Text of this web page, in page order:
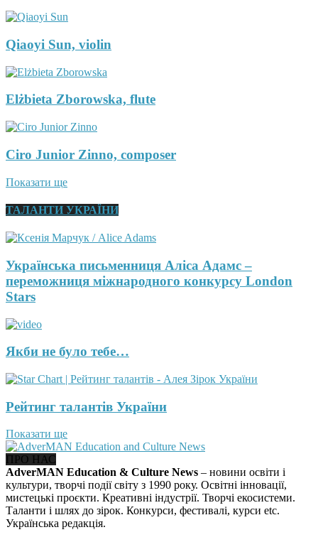
Qiaoyi Sun, violin
Elżbieta Zborowska, flute
Ciro Junior Zinno, composer
Показати ще
ТАЛАНТИ УКРАЇНИ
Українська письменниця Аліса Адамс –
переможниця міжнародного конкурсу London
Stars
Якби не було тебе…
Рейтинг талантів України
Показати ще
ПРО НАС
AdverMAN Education & Culture News – новини освіти і
культури, творчі події світу з 1990 року. Освітні інновації,
мистецькі проєкти. Креативні індустрії. Творчі екосистеми.
Таланти і шлях до зірок. Конкурси, фестивалі, курси etc.
Українська редакція.